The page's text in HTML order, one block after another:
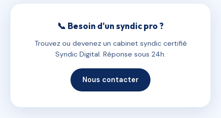
📞 Besoin d'un syndic pro ?
Trouvez ou devenez un cabinet syndic certifié
Syndic Digital. Réponse sous 24h.
Nous contacter